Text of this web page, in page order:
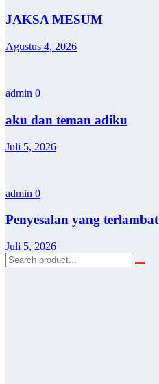
JAKSA MESUM
Agustus 4, 2026
admin 0
aku dan teman adiku
Juli 5, 2026
admin 0
Penyesalan yang terlambat
Juli 5, 2026